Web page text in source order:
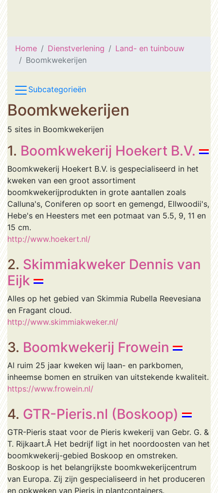
Home Dienstverlening
Land- en tuinbouw
Boomkwekerijen
Subcategorieën
Boomkwekerijen
5 sites in Boomkwekerijen
1. Boomkwekerij Hoekert B.V.
Boomkwekerij Hoekert B.V. is gespecialiseerd in het
kweken van een groot assortiment
boomkwekerijprodukten in grote aantallen zoals
Calluna's, Coniferen op soort en gemengd, Ellwoodii's,
Hebe's en Heesters met een potmaat van 5.5, 9, 11 en
15 cm.
http://www.hoekert.nl/
2. Skimmiakweker Dennis van
Eijk
Alles op het gebied van Skimmia Rubella Reevesiana
en Fragant cloud.
http://www.skimmiakweker.nl/
3. Boomkwekerij Frowein
Al ruim 25 jaar kweken wij laan- en parkbomen,
inheemse bomen en struiken van uitstekende kwaliteit.
https://www.frowein.nl/
4. GTR-Pieris.nl (Boskoop)
GTR-Pieris staat voor de Pieris kwekerij van Gebr. G. &
T. Rijkaart.Â Het bedrijf ligt in het noordoosten van het
boomkwekerij-gebied Boskoop en omstreken.
Boskoop is het belangrijkste boomkwekerijcentrum
van Europa. Zij zijn gespecialiseerd in het produceren
en opkweken van Pieris in plantcontainers.